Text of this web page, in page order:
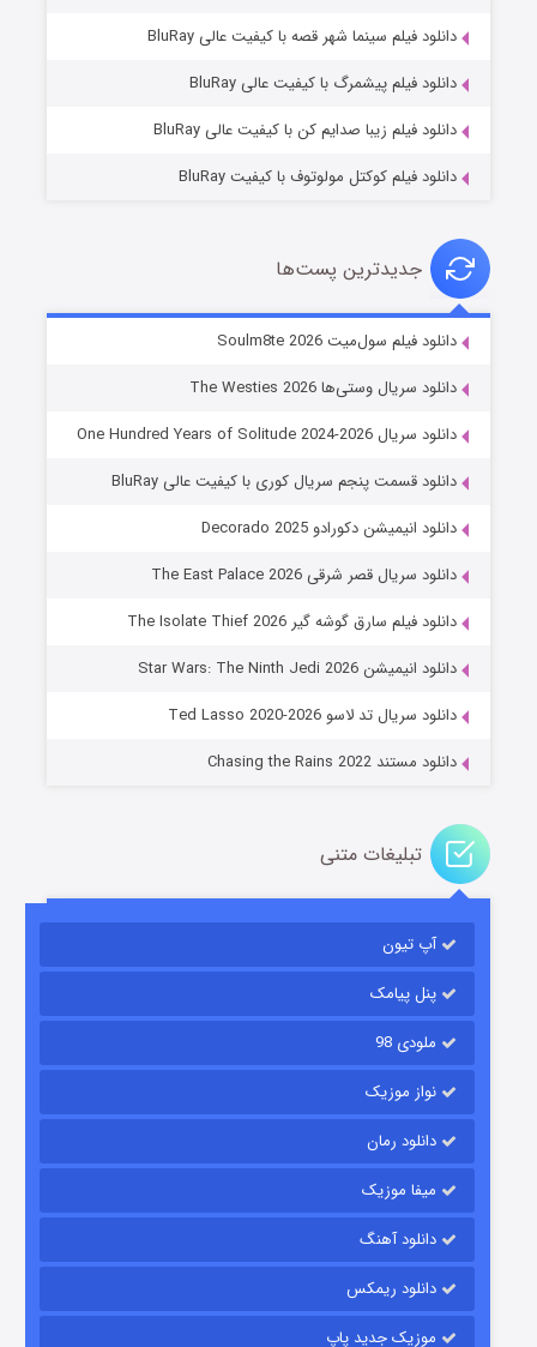
خاندان اژدها فصل ۳
جادوگری در مغولستان
قسمت ۱۴ (زیرنویس) منتشر شد
قسمت
دانلود فیلم سینما شهر قصه با کیفیت عالی BluRay
دانلود فیلم پیشمرگ با کیفیت عالی BluRay
دانلود فیلم زیبا صدایم کن با کیفیت عالی BluRay
دانلود فیلم کوکتل مولوتوف با کیفیت BluRay
جدیدترین پست‌ها
دانلود فیلم سول‌میت Soulm8te 2026
دانلود سریال وستی‌ها The Westies 2026
دانلود سریال One Hundred Years of Solitude 2024-2026
دانلود قسمت پنجم سریال کوری با کیفیت عالی BluRay
دانلود انیمیشن دکورادو Decorado 2025
دانلود سریال قصر شرقی The East Palace 2026
دانلود فیلم سارق گوشه گیر The Isolate Thief 2026
دانلود انیمیشن Star Wars: The Ninth Jedi 2026
دانلود سریال تد لاسو Ted Lasso 2020-2026
دانلود مستند Chasing the Rains 2022
تبلیغات متنی
آپ تیون
پنل پیامک
ملودی 98
نواز موزیک
دانلود رمان
میفا موزیک
دانلود آهنگ
دانلود ریمکس
موزیک جدید پاپ